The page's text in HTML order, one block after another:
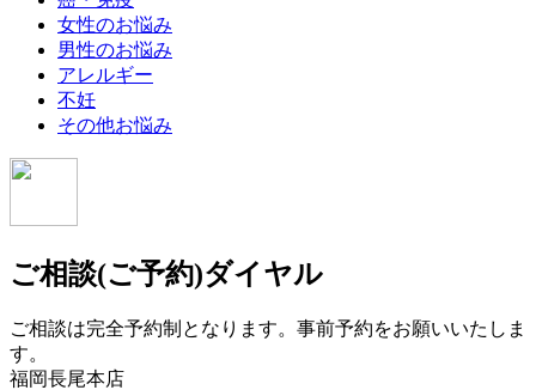
女性のお悩み
男性のお悩み
アレルギー
不妊
その他お悩み
ご相談(ご予約)ダイヤル
ご相談は完全予約制となります。事前予約をお願いいたしま
す。
福岡長尾本店